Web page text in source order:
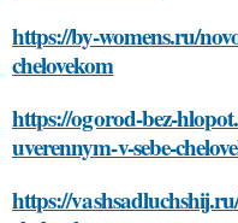
https://by-womens.ru/
chelovekom
https://ogorod-bez-
uverennym-v-sebe-
https://